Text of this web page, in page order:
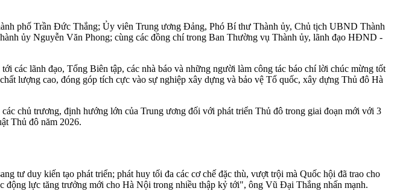
phố Trần Đức Thắng; Ủy viên Trung ương Đảng, Phó Bí thư Thành ủy, Chủ tịch UBND Thành
ủy Nguyễn Văn Phong; cùng các đồng chí trong Ban Thường vụ Thành ủy, lãnh đạo HĐND -
lãnh đạo, Tổng Biên tập, các nhà báo và những người làm công tác báo chí lời chúc mừng tốt
lượng cao, đóng góp tích cực vào sự nghiệp xây dựng và bảo vệ Tổ quốc, xây dựng Thủ đô Hà
chủ trương, định hướng lớn của Trung ương đối với phát triển Thủ đô trong giai đoạn mới với 3
Thủ đô năm 2026.
tư duy kiến tạo phát triển; phát huy tối đa các cơ chế đặc thù, vượt trội mà Quốc hội đã trao cho
lực tăng trưởng mới cho Hà Nội trong nhiều thập kỷ tới", ông Vũ Đại Thắng nhấn mạnh.